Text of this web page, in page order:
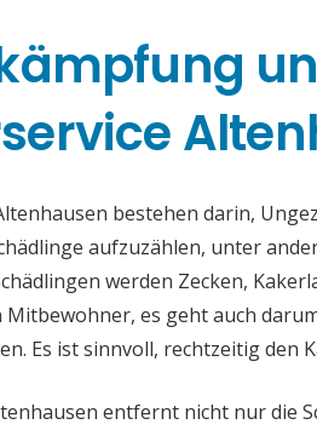
bestehen darin,
aufzuzählen, unter
werden Zecken,
es geht auch
Es ist sinnvoll, rechtzeitig den
entfernt nicht nur die